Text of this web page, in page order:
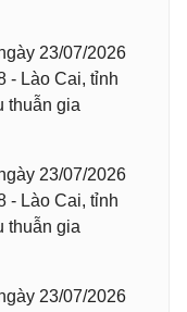
23/07/2026
- Lào Cai, tỉnh
thuẫn gia
23/07/2026
- Lào Cai, tỉnh
thuẫn gia
23/07/2026